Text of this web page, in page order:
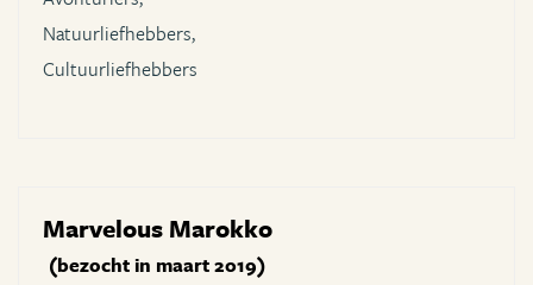
Natuurliefhebbers,
Cultuurliefhebbers
Marvelous Marokko
(bezocht in maart 2019)